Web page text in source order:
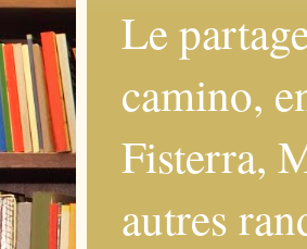
Le
camino,
Fisterra,
autres